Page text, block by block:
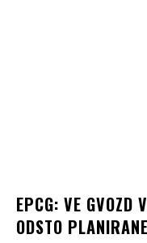
EPCG: VE GVOZD
ODSTO